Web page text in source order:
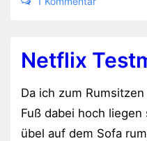
Netflix
Da ich zum
Fuß dabei hoch
übel auf dem Sofa